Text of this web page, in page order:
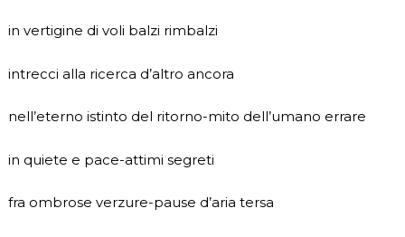
in vertigine di voli balzi rimbalzi
intrecci alla ricerca d’altro ancora
nell’eterno istinto del ritorno-mito dell’umano errare
in quiete e pace-attimi segreti
fra ombrose verzure-pause d’aria tersa